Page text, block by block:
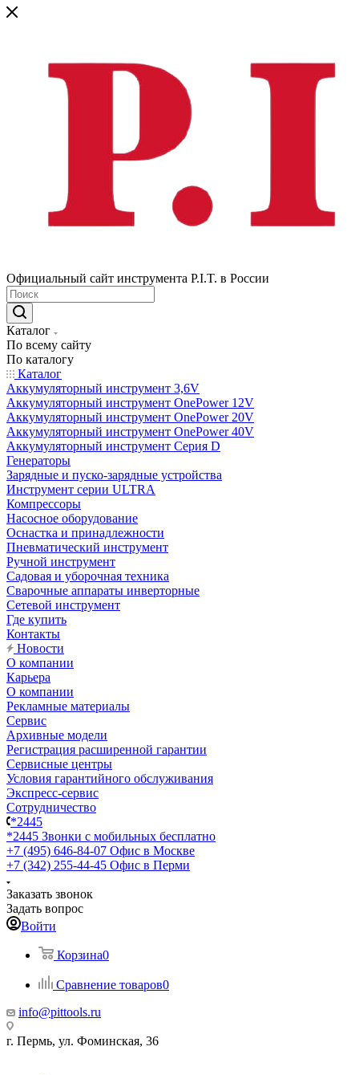
Официальный сайт инструмента P.I.T. в России
Каталог
По всему сайту
По каталогу
Каталог
Аккумуляторный инструмент 3,6V
Аккумуляторный инструмент OnePower 12V
Аккумуляторный инструмент OnePower 20V
Аккумуляторный инструмент OnePower 40V
Аккумуляторный инструмент Серия D
Генераторы
Зарядные и пуско-зарядные устройства
Инструмент серии ULTRA
Компрессоры
Насосное оборудование
Оснастка и принадлежности
Пневматический инструмент
Ручной инструмент
Садовая и уборочная техника
Сварочные аппараты инверторные
Сетевой инструмент
Где купить
Контакты
Новости
О компании
Карьера
О компании
Рекламные материалы
Сервис
Архивные модели
Регистрация расширенной гарантии
Сервисные центры
Условия гарантийного обслуживания
Экспресс-сервис
Сотрудничество
*2445
*2445 Звонки с мобильных бесплатно
+7 (495) 646-84-07 Офис в Москве
+7 (342) 255-44-45 Офис в Перми
Заказать звонок
Задать вопрос
Войти
Корзина0
Сравнение товаров0
info@pittools.ru
г. Пермь, ул. Фоминская, 36